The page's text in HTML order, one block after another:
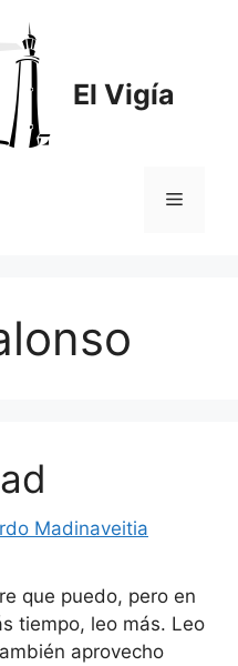
El Vigía
Menú
Madinaveitia
que puedo, pero en
tiempo, leo más. Leo
aprovecho